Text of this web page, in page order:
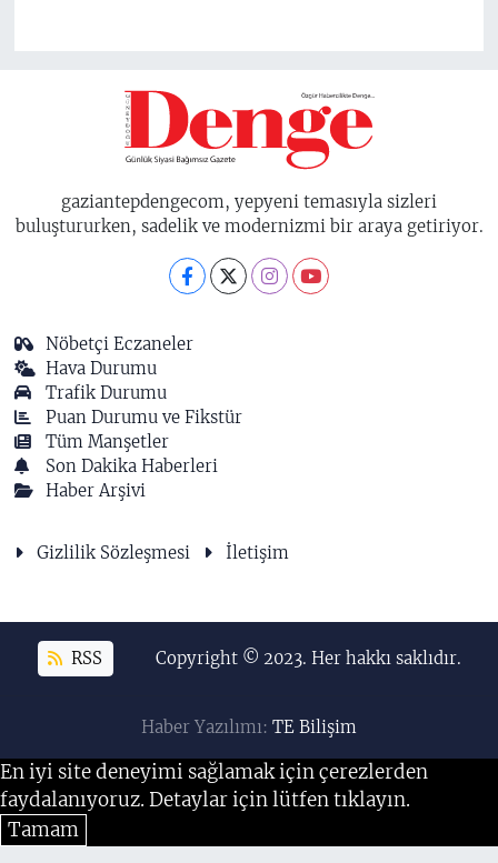
gaziantepdengecom, yepyeni temasıyla sizleri
buluştururken, sadelik ve modernizmi bir araya getiriyor.
Nöbetçi Eczaneler
Hava Durumu
Trafik Durumu
Puan Durumu ve Fikstür
Tüm Manşetler
Son Dakika Haberleri
Haber Arşivi
Gizlilik Sözleşmesi İletişim
RSS Copyright © 2023. Her hakkı saklıdır.
Haber Yazılımı: TE Bilişim
En iyi site deneyimi sağlamak için çerezlerden
faydalanıyoruz. Detaylar için lütfen tıklayın.
Tamam